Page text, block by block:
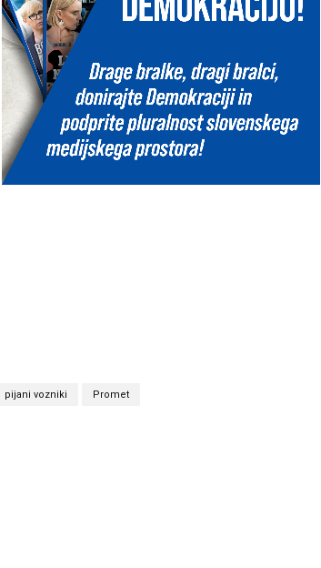
pijani vozniki Promet